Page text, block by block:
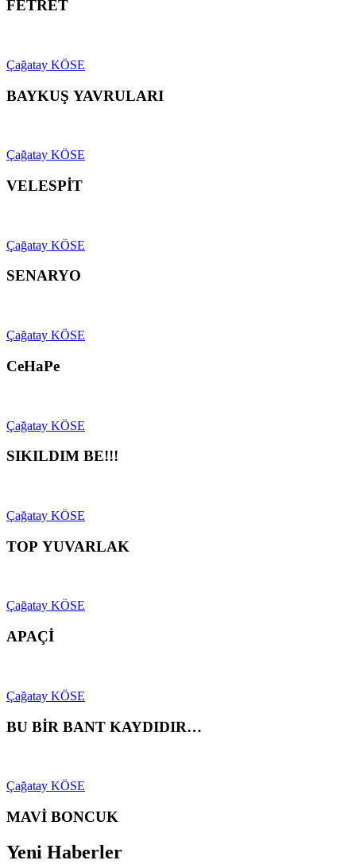
FETRET
Çağatay KÖSE
BAYKUŞ YAVRULARI
Çağatay KÖSE
VELESPİT
Çağatay KÖSE
SENARYO
Çağatay KÖSE
CeHaPe
Çağatay KÖSE
SIKILDIM BE!!!
Çağatay KÖSE
TOP YUVARLAK
Çağatay KÖSE
APAÇİ
Çağatay KÖSE
BU BİR BANT KAYDIDIR…
Çağatay KÖSE
MAVİ BONCUK
Yeni Haberler